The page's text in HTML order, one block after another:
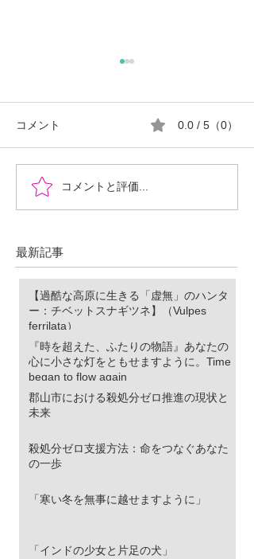
『時を超えた、ふたりの
物語』あなたの心に小さ
に。Time began to flow again
コメント 0.0 / 5（0）
コメントと評価...
最新記事
【過酷な高原に生きる「虚無」のハンタ
ー：チベットスナギツネ】（Vulpes
ferrilata）
『時を超えた、ふたりの物語』あなたの
心に小さな灯をともせますように。Time
began to flow again
郡山市における殺処分ゼロ推進の現状と
未来
殺処分ゼロ支援方法：命をつなぐあなた
の一歩
「寒い冬を無事に越せますように」
「インドの少女と片足の犬」